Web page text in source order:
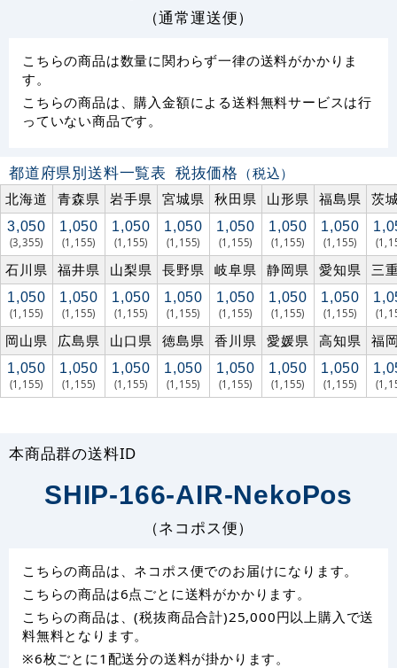
（通常運送便）
こちらの商品は数量に関わらず一律の送料がかかりま
す。
こちらの商品は、購入金額による送料無料サービスは行
っていない商品です。
都道府県別送料一覧表 税抜価格 （税込）
北海道
青森県 岩手県 宮城県 秋田県 山形県 福島県 茨
3,050
(3,355)
1,050
(1,155)
1,050
(1,155)
1,050
(1,155)
1,050
(1,155)
1,050
(1,155)
1,050
(1,155)
石川県 福井県 山梨県 長野県 岐阜県 静岡県 愛知県 三
1,050
(1,155)
1,050
(1,155)
1,050
(1,155)
1,050
(1,155)
1,050
(1,155)
1,050
(1,155)
1,050
(1,155)
岡山県 広島県 山口県 徳島県 香川県 愛媛県 高知県 福
1,050
(1,155)
1,050
(1,155)
1,050
(1,155)
1,050
(1,155)
1,050
(1,155)
1,050
(1,155)
1,050
(1,155)
本商品群の送料ID
SHIP-166-AIR-NekoPos
（ネコポス便）
こちらの商品は、ネコポス便でのお届けになります。
こちらの商品は6点ごとに送料がかかります。
こちらの商品は、(税抜商品合計)25,000円以上購入で送
料無料となります。
※6枚ごとに1配送分の送料が掛かります。